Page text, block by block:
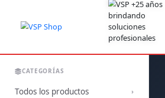
CATEGORÍAS
Todos los productos ›